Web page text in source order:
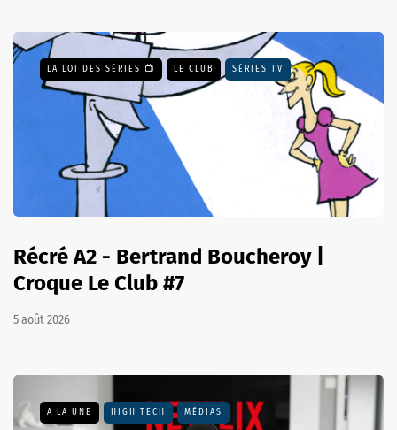
LA LOI DES SÉRIES 📺 LE CLUB SÉRIES TV
Récré A2 - Bertrand Boucheroy |
Croque Le Club #7
5 août 2026
A LA UNE HIGH TECH MÉDIAS